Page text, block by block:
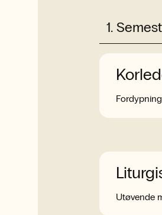
1.
Utøvende